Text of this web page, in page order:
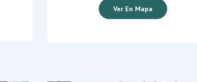
Ver En Mapa